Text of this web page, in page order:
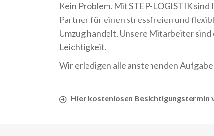
Kein Problem. Mit STEP-LOGISTIK
Partner für einen stressfreien und
Umzug handelt. Unsere Mitarbeiter
Leichtigkeit.
Wir erledigen alle anstehenden
Hier kostenlosen Besichtigungstermin